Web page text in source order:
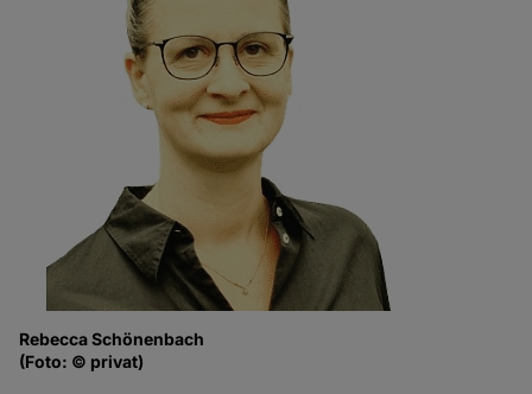
Rebecca Schönenbach
(Foto: © privat)